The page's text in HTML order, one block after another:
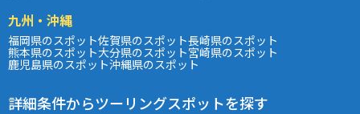
九州・沖縄
福岡県のスポット佐賀県のスポット長崎県のスポット
熊本県のスポット大分県のスポット宮崎県のスポット
鹿児島県のスポット沖縄県のスポット
詳細条件からツーリングスポットを探す